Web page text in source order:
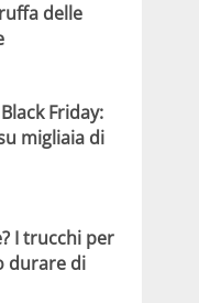
delle
Friday:
migliaia di
I trucchi per
durare di